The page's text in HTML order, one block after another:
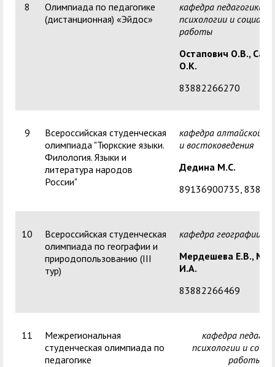
8
Олимпиада по педагогике
(дистанционная) «Эйдос»
кафедра педагогики,
психологии и
работы
Остапович О.В.,
О.К.
83882266270
9
Всероссийская студенческая
олимпиада "Тюркские языки.
Филология. Языки и
литература народов
России"
кафедра алтайской
и востоковедения
Дедина М.С.
89136900735,
10
Всероссийская студенческая
олимпиада по географии и
природопользованию (III
тур)
кафедра географии
Мердешева Е.В.,
И.А.
83882266469
11
Межрегиональная
студенческая олимпиада по
педагогике
кафедра
психологии и
работы